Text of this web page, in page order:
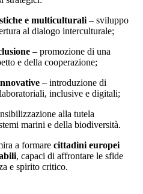
e multiculturali – sviluppo
al dialogo interculturale;
– promozione di una
e della cooperazione;
– introduzione di
inclusive e digitali;
alla tutela
marini e della biodiversità.
a formare cittadini europei
, capaci di affrontare le sfide
e spirito critico.